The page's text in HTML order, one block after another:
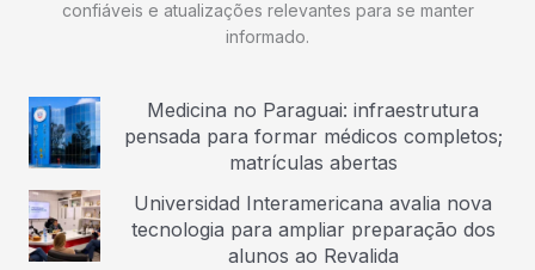
confiáveis e atualizações relevantes para se manter
informado.
Medicina no Paraguai: infraestrutura
pensada para formar médicos completos;
matrículas abertas
Universidad Interamericana avalia nova
tecnologia para ampliar preparação dos
alunos ao Revalida